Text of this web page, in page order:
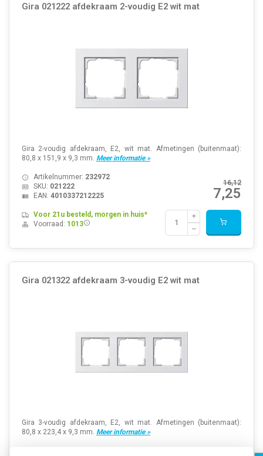
Gira 021222 afdekraam 2-voudig E2 wit mat
Gira 2-voudig afdekraam, E2, wit mat. Afmetingen (buitenmaat):
80,8 x 151,9 x 9,3 mm. Meer informatie »
16,12
7,25
Artikelnummer: 232972
SKU: 021222
EAN: 4010337212225
Voor 21u besteld, morgen in huis*
Voorraad: 1013
Gira 021322 afdekraam 3-voudig E2 wit mat
Gira 3-voudig afdekraam, E2, wit mat. Afmetingen (buitenmaat):
80,8 x 223,4 x 9,3 mm. Meer informatie »